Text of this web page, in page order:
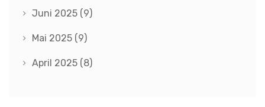
Juni 2025 (9)
Mai 2025 (9)
April 2025 (8)